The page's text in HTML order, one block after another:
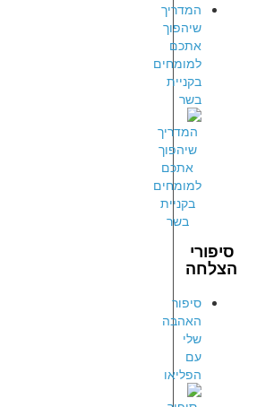
המדריך
שיהפוך
אתכם
למומחים
בקניית
בשר
סיפורי
הצלחה
סיפור
האהבה
שלי
עם
הפליאו